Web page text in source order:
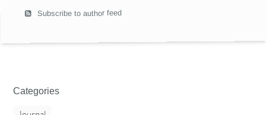
Subscribe to author feed
Categories